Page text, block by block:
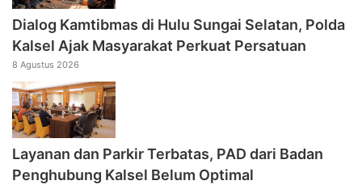
Dialog Kamtibmas di Hulu Sungai Selatan, Polda
Kalsel Ajak Masyarakat Perkuat Persatuan
8 Agustus 2026
Layanan dan Parkir Terbatas, PAD dari Badan
Penghubung Kalsel Belum Optimal